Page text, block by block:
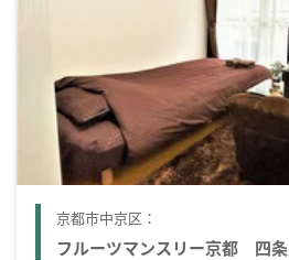
京都市中京区：
フルーツマンスリー京都 四